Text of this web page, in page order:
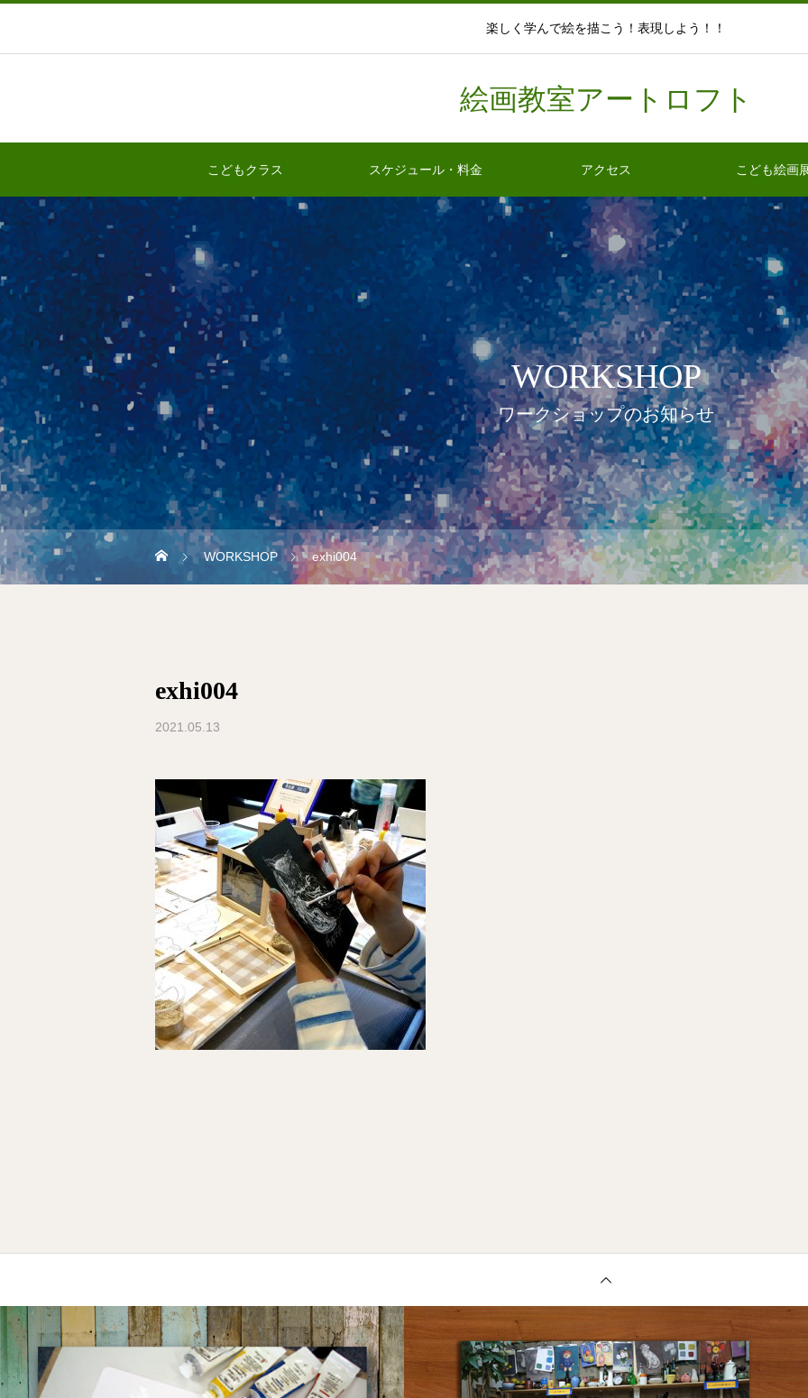
楽しく学んで絵を描こう！表現しよう！！
絵画教室アートロフト
こどもクラス スケジュール・料金 アクセス こども絵画
WORKSHOP
ワークショップのお知らせ
WORKSHOP exhi004
exhi004
2021.05.13